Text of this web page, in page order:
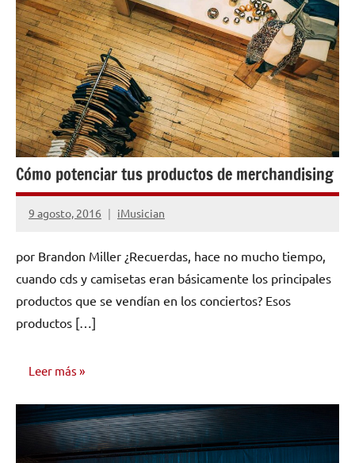
AYUDA
Cómo potenciar tus productos de merchandising
9 agosto, 2016 iMusician
No
comentarios
por Brandon Miller ¿Recuerdas, hace no mucho tiempo,
cuando cds y camisetas eran básicamente los principales
productos que se vendían en los conciertos? Esos
productos […]
Leer más
CONSEJOS
PARA
MÚSICOS